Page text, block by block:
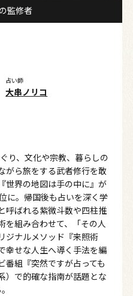
監修者
占い師
大串ノリコ
り、文化や宗教、暮らしの
がら旅をする武者修行を敢
世界の地図は手の中に』が
に。帰国後も占いを深く学
呼ばれる紫微斗数や四柱推
を組み合わせて、「その人
ジナルメソッド『来照術
幸せな人生へ導く手法を編
番組『突然ですが占っても
）で的確な指南が話題とな